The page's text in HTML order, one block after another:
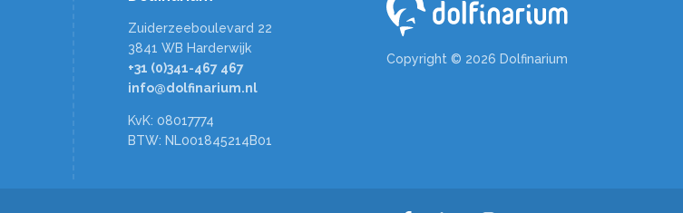
Zuiderzeeboulevard 22
3841 WB Harderwijk
+31 (0)341-467 467
info@dolfinarium.nl
KvK: 08017774
BTW: NL001845214B01
Copyright © 2026 Dolfinarium